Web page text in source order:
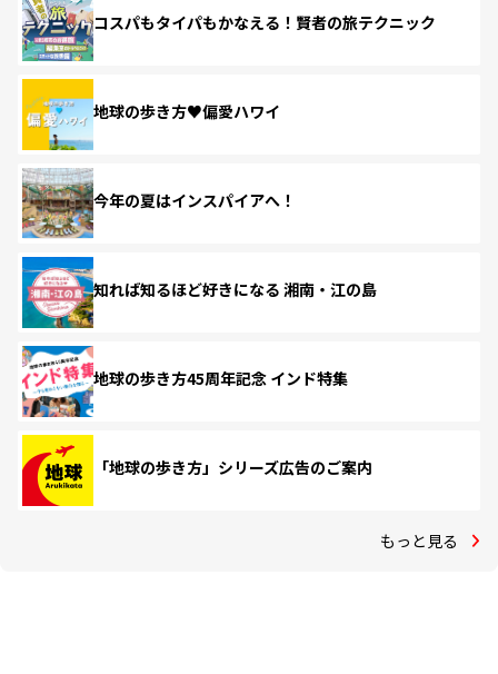
コスパもタイパもかなえる！賢者の旅テクニック
地球の歩き方♥偏愛ハワイ
今年の夏はインスパイアへ！
知れば知るほど好きになる 湘南・江の島
地球の歩き方45周年記念 インド特集
「地球の歩き方」シリーズ広告のご案内
もっと見る